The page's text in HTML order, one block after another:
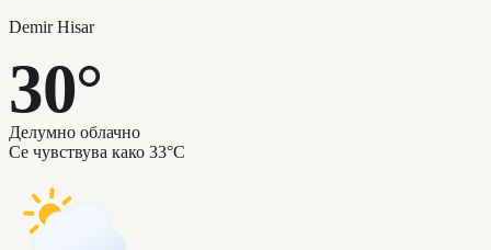
Demir Hisar
30°
Делумно облачно
Се чувствува како 33°C